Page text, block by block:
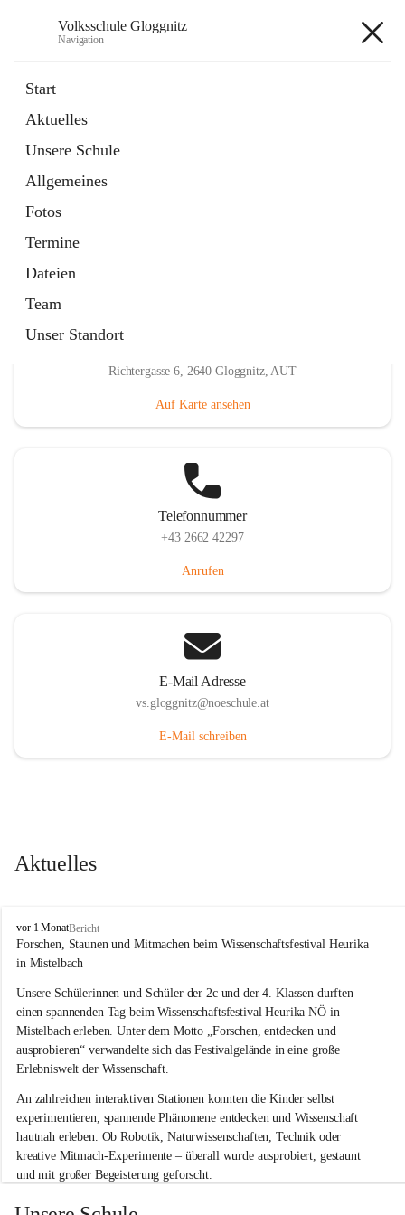
Volksschule Gloggnitz
Navigation
Start
Aktuelles
Unsere Schule
Allgemeines
Fotos
Termine
Dateien
Team
Unser Standort
Seite
in
Tab
Elternverein
öffnet
in
neuem
Tab
Richtergasse 6, 2640 Gloggnitz, AUT
Auf Karte ansehen
Telefonnummer
+43 2662 42297
Anrufen
E-Mail Adresse
vs.gloggnitz@noeschule.at
E-Mail schreiben
Aktuelles
V
o
l
s
s
c
u
l
e
G
l
o
g
g
n
i
vor 1 MonatBericht
Forschen, Staunen und Mitmachen beim Wissenschaftsfestival Heurika
in Mistelbach
Unsere Schülerinnen und Schüler der 2c und der 4. Klassen durften
einen spannenden Tag beim Wissenschaftsfestival Heurika NÖ in
Mistelbach erleben. Unter dem Motto „Forschen, entdecken und
ausprobieren“ verwandelte sich das Festivalgelände in eine große
Erlebniswelt der Wissenschaft.
An zahlreichen interaktiven Stationen konnten die Kinder selbst
experimentieren, spannende Phänomene entdecken und Wissenschaft
hautnah erleben. Ob Robotik, Naturwissenschaften, Technik oder
kreative Mitmach-Experimente – überall wurde ausprobiert, gestaunt
und mit großer Begeisterung geforscht.
Besonders beeindruckend war, dass Wissenschaftlerinnen und